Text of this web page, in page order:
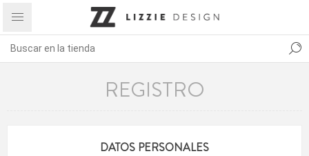
REGISTRO
DATOS PERSONALES